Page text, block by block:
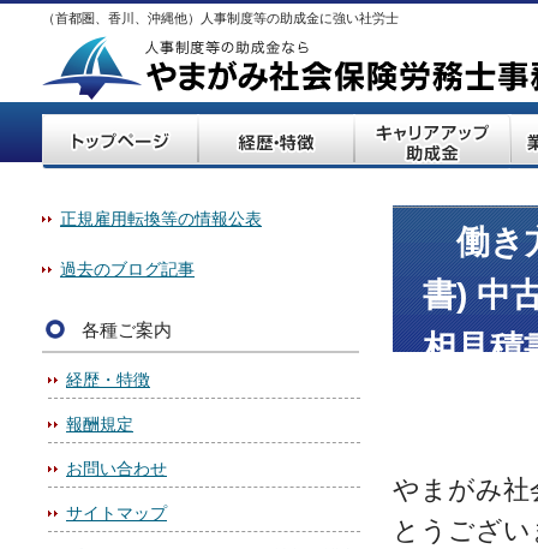
（首都圏、香川、沖縄他）人事制度等の助成金に強い社労士
働き方
書) 中
相見積
やまがみ社
とうござ
正規雇用転換等の情報公表
過去のブログ記事
各種ご案内
経歴・特徴
報酬規定
お問い合わせ
サイトマップ